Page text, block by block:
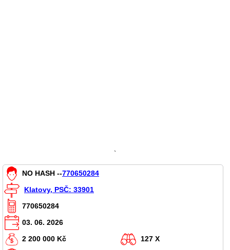
`
NO HASH --770650284
Klatovy, PSČ: 33901
770650284
03. 06. 2026
2 200 000 Kč
127 X